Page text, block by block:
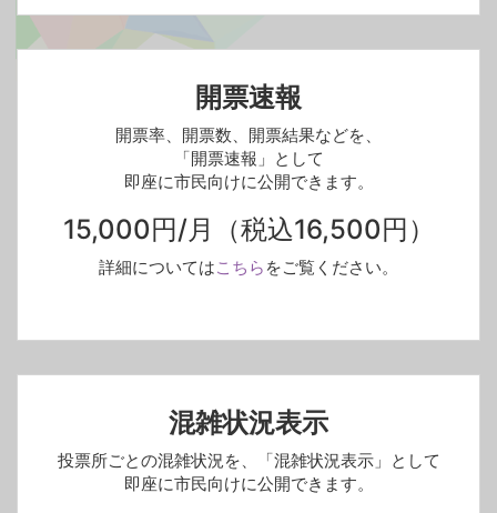
開票速報
開票率、開票数、開票結果などを、
「開票速報」として
即座に市民向けに公開できます。
15,000円/月 （税込16,500円）
詳細についてはこちら をご覧ください。
混雑状況表示
投票所ごとの混雑状況を、
「混雑状況表示」として
即座に市民向けに公開できます。